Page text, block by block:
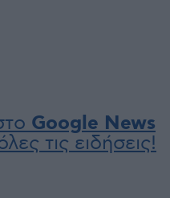
Google News
τις ειδήσεις!